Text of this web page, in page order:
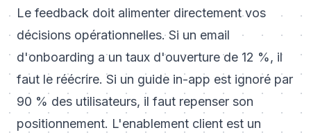
Le feedback doit alimenter directement vos
décisions opérationnelles. Si un email
d'onboarding a un taux d'ouverture de 12 %, il
faut le réécrire. Si un guide in-app est ignoré par
90 % des utilisateurs, il faut repenser son
positionnement. L'enablement client est un